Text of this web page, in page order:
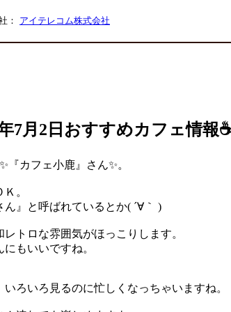
： アイテレコム株式会社
7月2日 おすすめカフェ情報
『カフェ小鹿』さん✨。
。
』と呼ばれているとか( ´∀｀ )
トロな雰囲気がほっこりします。
もいいですね。
ろいろ見るのに忙しくなっちゃいますね。